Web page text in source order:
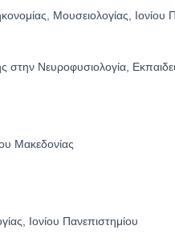
Μουσειολογίας, Ιονίου
στην Νευροφυσιολογία,
Μακεδονίας
Ιονίου Πανεπιστημίου